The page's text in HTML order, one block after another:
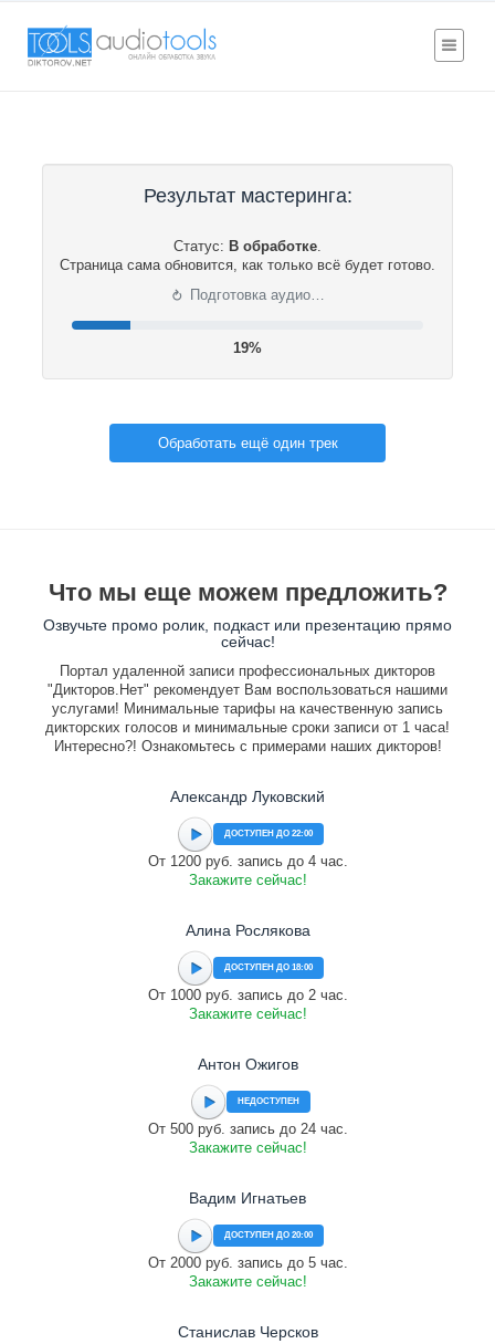
Результат мастеринга:
Статус: В обработке.
Страница сама обновится, как только всё будет готово.
⟳ Подготовка аудио…
20%
Обработать ещё один трек
Что мы еще можем предложить?
Озвучьте промо ролик, подкаст или презентацию прямо
сейчас!
Портал удаленной записи профессиональных дикторов
"Дикторов.Нет" рекомендует Вам воспользоваться нашими
услугами! Минимальные тарифы на качественную запись
дикторских голосов и минимальные сроки записи от 1 часа!
Интересно?! Ознакомьтесь с примерами наших дикторов!
Александр Луковский
ДОСТУПЕН ДО 22:00
От 1200 руб. запись до 4 час.
Закажите сейчас!
Алина Рослякова
ДОСТУПЕН ДО 18:00
От 1000 руб. запись до 2 час.
Закажите сейчас!
Антон Ожигов
НЕДОСТУПЕН
От 500 руб. запись до 24 час.
Закажите сейчас!
Вадим Игнатьев
ДОСТУПЕН ДО 20:00
От 2000 руб. запись до 5 час.
Закажите сейчас!
Станислав Черсков